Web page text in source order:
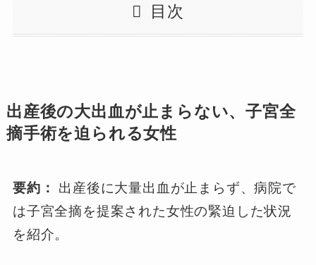
目次
出産後の大出血が止まらない、子宮全
摘手術を迫られる女性
要約：
出産後に大量出血が止まらず、病院で
は子宮全摘を提案された女性の緊迫した状況
を紹介。